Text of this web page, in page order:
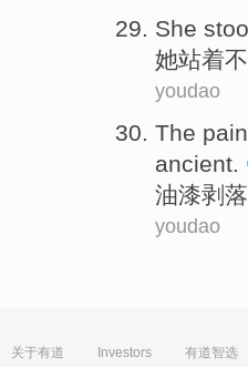
She
她站着不
youdao
The
ancient.
油漆剥落
youdao
关于有道 Investors 有道智选